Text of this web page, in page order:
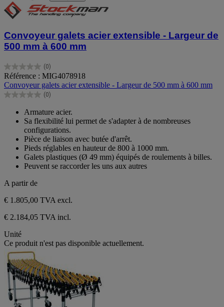
Convoyeur galets acier extensible - Largeur de
500 mm à 600 mm
(0)
0.0
sur
5
étoiles.
Référence : MIG4078918
Convoyeur galets acier extensible - Largeur de 500 mm à 600 mm
(0)
0.0
étoiles.
Armature acier.
Sa flexibilité lui permet de s'adapter à de nombreuses
configurations.
Pièce de liaison avec butée d'arrêt.
Pieds réglables en hauteur de 800 à 1000 mm.
Galets plastiques (Ø 49 mm) équipés de roulements à billes.
Peuvent se raccorder les uns aux autres
A partir de
€ 1.805,00 TVA excl.
€ 2.184,05 TVA incl.
Unité
Ce produit n'est pas disponible actuellement.